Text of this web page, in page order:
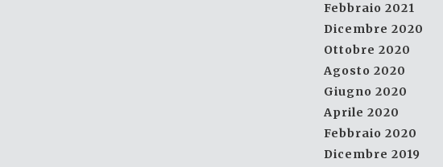
Febbraio 2021
Dicembre 2020
Ottobre 2020
Agosto 2020
Giugno 2020
Aprile 2020
Febbraio 2020
Dicembre 2019